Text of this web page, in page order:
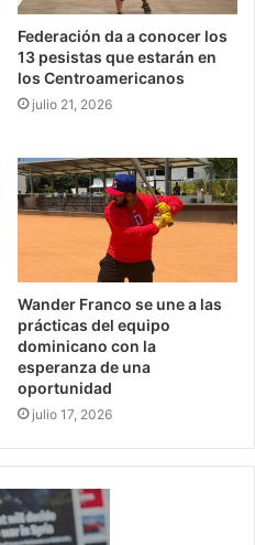
Federación da a conocer los
13 pesistas que estarán en
los Centroamericanos
julio 21, 2026
Wander Franco se une a las
prácticas del equipo
dominicano con la
esperanza de una
oportunidad
julio 17, 2026